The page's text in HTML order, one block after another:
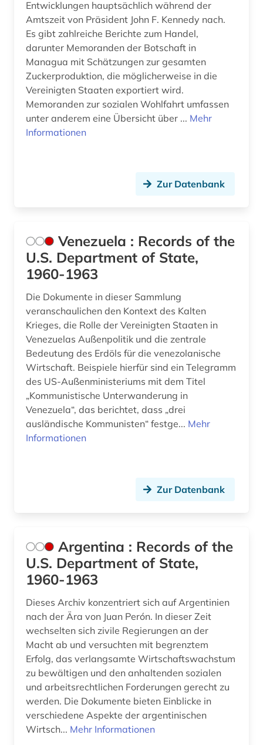
Entwicklungen hauptsächlich während der
Amtszeit von Präsident John F. Kennedy nach.
Es gibt zahlreiche Berichte zum Handel,
darunter Memoranden der Botschaft in
Managua mit Schätzungen zur gesamten
Zuckerproduktion, die möglicherweise in die
Vereinigten Staaten exportiert wird.
Memoranden zur sozialen Wohlfahrt umfassen
unter anderem eine Übersicht über ... Mehr
Informationen
Zur Datenbank
Venezuela : Records of the
U.S. Department of State,
1960-1963
Die Dokumente in dieser Sammlung
veranschaulichen den Kontext des Kalten
Krieges, die Rolle der Vereinigten Staaten in
Venezuelas Außenpolitik und die zentrale
Bedeutung des Erdöls für die venezolanische
Wirtschaft. Beispiele hierfür sind ein Telegramm
des US-Außenministeriums mit dem Titel
„Kommunistische Unterwanderung in
Venezuela“, das berichtet, dass „drei
ausländische Kommunisten“ festge... Mehr
Informationen
Zur Datenbank
Argentina : Records of the
U.S. Department of State,
1960-1963
Dieses Archiv konzentriert sich auf Argentinien
nach der Ära von Juan Perón. In dieser Zeit
wechselten sich zivile Regierungen an der
Macht ab und versuchten mit begrenztem
Erfolg, das verlangsamte Wirtschaftswachstum
zu bewältigen und den anhaltenden sozialen
und arbeitsrechtlichen Forderungen gerecht zu
werden. Die Dokumente bieten Einblicke in
verschiedene Aspekte der argentinischen
Wirtsch... Mehr Informationen